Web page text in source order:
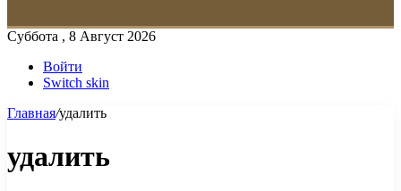
Суббота , 8 Август 2026
Войти
Switch skin
Главная/удалить
удалить